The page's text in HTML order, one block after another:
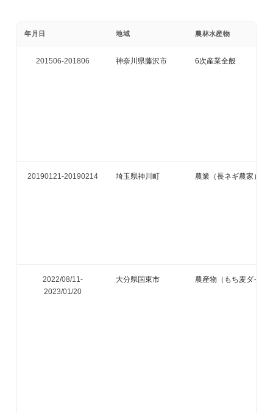
年月日 地域 農林水産物
201506-201806 神奈川県藤沢市 6次産業全般
20190121-20190214 埼玉県神川町 農業（長ネギ農家）
2022/08/11-
2023/01/20
大分県国東市 農産物（もち麦ダイシ